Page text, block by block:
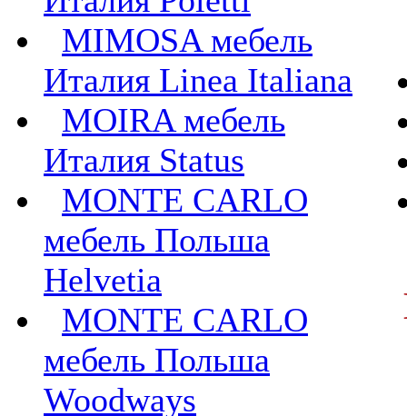
MIMOSA мебель
Италия Linea Italiana
MOIRA мебель
Италия Status
MONTE CARLO
мебель Польша
Helvetia
MONTE CARLO
мебель Польша
Woodways